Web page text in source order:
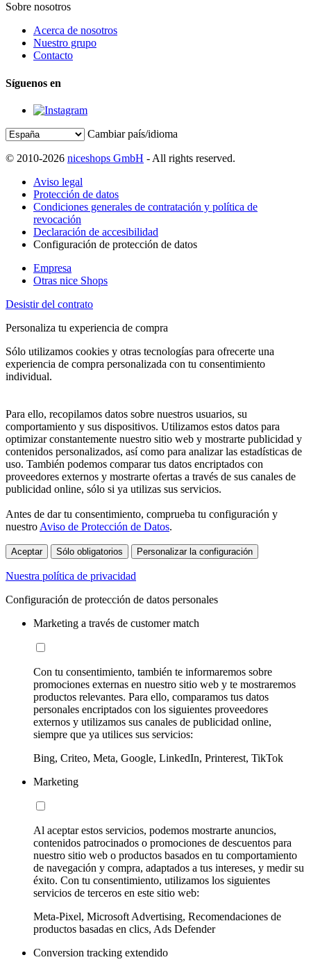
Sobre nosotros
Acerca de nosotros
Nuestro grupo
Contacto
Síguenos en
Cambiar país/idioma
© 2010-2026 niceshops GmbH - All rights reserved.
Aviso legal
Protección de datos
Condiciones generales de contratación y política de
revocación
Declaración de accesibilidad
Configuración de protección de datos
Empresa
Otras nice Shops
Desistir del contrato
Personaliza tu experiencia de compra
Sólo utilizamos cookies y otras tecnologías para ofrecerte una
experiencia de compra personalizada con tu consentimiento
individual.
Para ello, recopilamos datos sobre nuestros usuarios, su
comportamiento y sus dispositivos. Utilizamos estos datos para
optimizar constantemente nuestro sitio web y mostrarte publicidad y
contenidos personalizados, así como para analizar las estadísticas de
uso. También podemos comparar tus datos encriptados con
proveedores externos y mostrarte ofertas a través de sus canales de
publicidad online, sólo si ya utilizas sus servicios.
Antes de dar tu consentimiento, comprueba tu configuración y
nuestro Aviso de Protección de Datos.
Aceptar Sólo obligatorios Personalizar la configuración
Nuestra política de privacidad
Configuración de protección de datos personales
Marketing a través de customer match
Con tu consentimiento, también te informaremos sobre
promociones externas en nuestro sitio web y te mostraremos
productos relevantes. Para ello, comparamos tus datos
personales encriptados con los siguientes proveedores
externos y utilizamos sus canales de publicidad online,
siempre que ya utilices sus servicios:
Bing, Criteo, Meta, Google, LinkedIn, Printerest, TikTok
Marketing
Al aceptar estos servicios, podemos mostrarte anuncios,
contenidos patrocinados o promociones de descuentos para
nuestro sitio web o productos basados en tu comportamiento
de navegación y compra, adaptados a tus intereses, y medir su
éxito. Con tu consentimiento, utilizamos los siguientes
servicios de terceros en este sitio web:
Meta-Pixel, Microsoft Advertising, Recomendaciones de
productos basadas en clics, Ads Defender
Conversion tracking extendido